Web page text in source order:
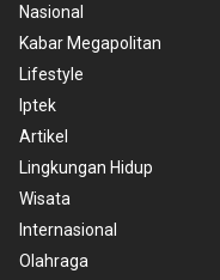
Nasional
Kabar Megapolitan
Lifestyle
Iptek
Artikel
Lingkungan Hidup
Wisata
Internasional
Olahraga